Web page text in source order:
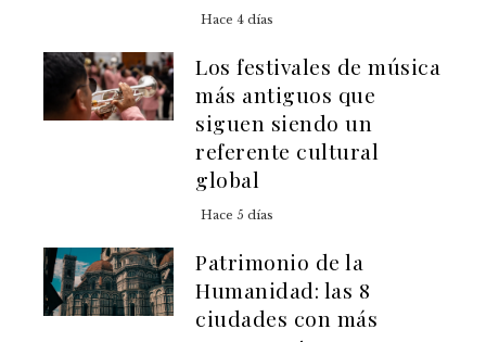
Hace 4 días
Los festivales de música
más antiguos que
siguen siendo un
referente cultural
global
Hace 5 días
Patrimonio de la
Humanidad: las 8
ciudades con más